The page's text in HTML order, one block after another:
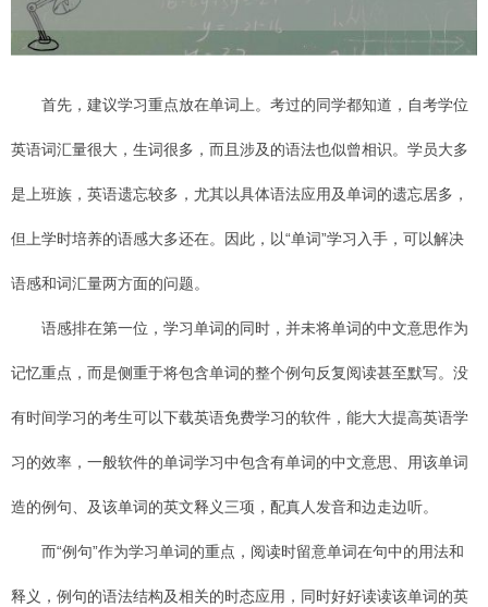
首先，建议学习重点放在单词上。考过的同学都知道，自考学位
英语词汇量很大，生词很多，而且涉及的语法也似曾相识。学员大多
是上班族，英语遗忘较多，尤其以具体语法应用及单词的遗忘居多，
但上学时培养的语感大多还在。因此，以“单词”学习入手，可以解决
语感和词汇量两方面的问题。
语感排在第一位，学习单词的同时，并未将单词的中文意思作为
记忆重点，而是侧重于将包含单词的整个例句反复阅读甚至默写。没
有时间学习的考生可以下载英语免费学习的软件，能大大提高英语学
习的效率，一般软件的单词学习中包含有单词的中文意思、用该单词
造的例句、及该单词的英文释义三项，配真人发音和边走边听。
而“例句”作为学习单词的重点，阅读时留意单词在句中的用法和
释义，例句的语法结构及相关的时态应用，同时好好读读该单词的英